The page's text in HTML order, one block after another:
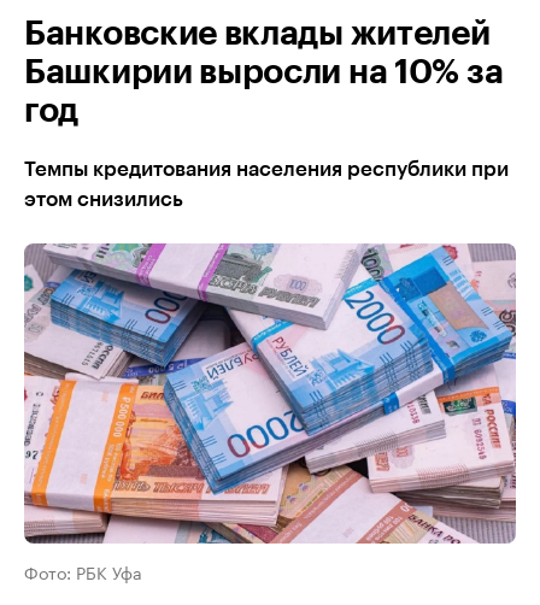
Банковские вклады жителей
Башкирии выросли на 10% за
год
Темпы кредитования населения республики при
этом снизились
Фото: РБК Уфа